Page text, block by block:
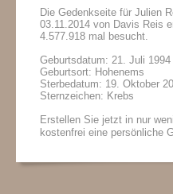
Die Gedenkseite für Julien
03.11.2014 von Davis Reis
4.577.918 mal besucht.
Geburtsdatum: 21. Juli 1994
Geburtsort: Hohenems
Sterbedatum: 19. Oktober
Sternzeichen: Krebs
Erstellen Sie jetzt in nur
kostenfrei eine persönliche